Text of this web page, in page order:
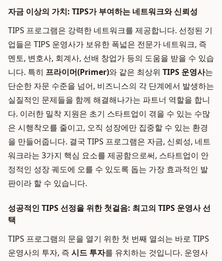
자금 이상의 가치: TIPS가 부여하는 네트워크와 신뢰성
TIPS 프로그램은 강력한 네트워크를 제공합니다. 선정된 기
업들은 TIPS 운영사가 보유한 폭넓은 전문가 네트워크, 즉
멘토, 변호사, 회계사, 선배 창업가 등의 도움을 받을 수 있습
니다. 특히 프라이머(Primer)와 같은 최상위 TIPS 운영사는
단순한 자문 수준을 넘어, 비즈니스의 각 단계에서 발생하는
실질적인 문제들을 함께 해결해나가는 파트너 역할을 합니
다. 이러한 밀착 지원은 초기 스타트업이 겪을 수 있는 수많
은 시행착오를 줄이고, 오직 성장에만 집중할 수 있는 환경
을 만들어줍니다. 결국 TIPS 프로그램은 자금, 신뢰성, 네트
워크라는 3가지 핵심 요소를 제공함으로써, 스타트업이 안
정적인 성장 궤도에 오를 수 있도록 돕는 가장 효과적인 발
판이라 할 수 있습니다.
성공적인 TIPS 선정을 위한 첫걸음: 최고의 TIPS 운영사 선
택
TIPS 프로그램의 문을 열기 위한 첫 번째 열쇠는 바로 TIPS
운영사의 투자, 즉 시드 투자를 유치하는 것입니다. 운영사